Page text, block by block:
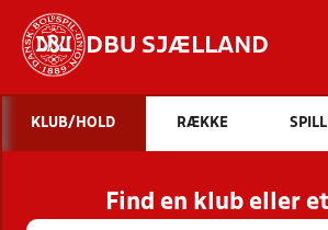
DBU SJÆLLAND
INDHOLD
STILLINGER, RESULTATER,
HOLD
KLUB/HOLD RÆKKE
Find en klub eller